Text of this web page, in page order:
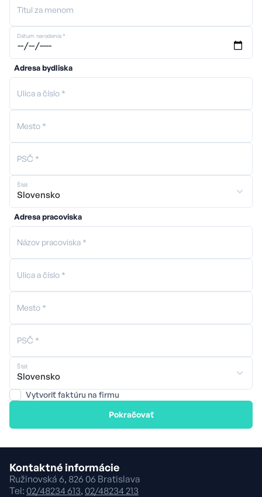
Titul za menom
Dátum narodenia *
Adresa bydliska
Ulica a číslo *
Mesto *
PSČ *
Štát
Adresa pracoviska
Názov pracoviska *
Ulica a číslo *
Mesto *
PSČ *
Štát
Vytvoriť faktúru na firmu
Pokračovať
Kontaktné informácie
Ružinovská 6, 826 06 Bratislava
Tel: 02/48234 613, 02/48234 213